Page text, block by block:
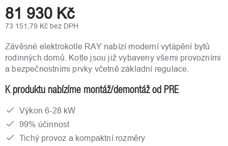
81 930 Kč
73 151,79 Kč bez DPH
cena:
Závěsné elektrokotle RAY nabízí moderní vytápění bytů
rodinných domů. Kotle jsou již vybaveny všemi provozními
a bezpečnostními prvky včetně základní regulace.
K produktu nabízíme montáž/demontáž od PRE
Výkon 6-28 kW
99% účinnost
Tichý provoz a kompaktní rozměry